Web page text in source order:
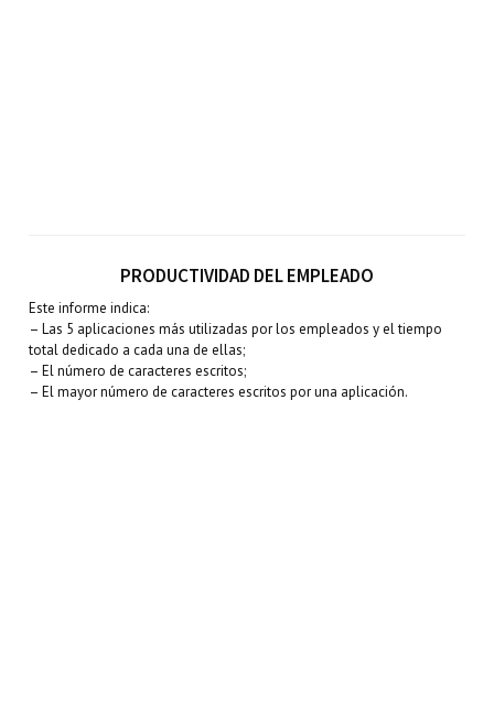
PRODUCTIVIDAD DEL EMPLEADO
Este informe indica:
– Las 5 aplicaciones más utilizadas por los empleados y el tiempo
total dedicado a cada una de ellas;
– El número de caracteres escritos;
– El mayor número de caracteres escritos por una aplicación.